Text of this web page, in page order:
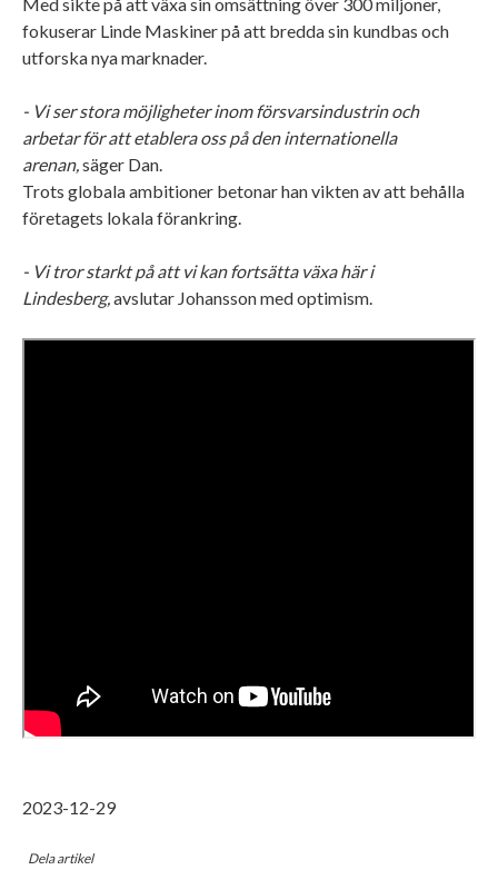
Med sikte på att växa sin omsättning över 300 miljoner,
fokuserar Linde Maskiner på att bredda sin kundbas och
utforska nya marknader.
- Vi ser stora möjligheter inom försvarsindustrin och
arbetar för att etablera oss på den internationella
arenan,säger Dan.
Trots globala ambitioner betonar han vikten av att behålla
företagets lokala förankring.
- Vi tror starkt på att vi kan fortsätta växa här i
Lindesberg,avslutar Johansson med optimism.
2023-12-29
Dela artikel